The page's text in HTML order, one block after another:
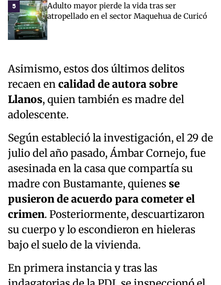
5
Adulto mayor pierde la vida tras ser
atropellado en el sector Maquehua de Curicó
Asimismo, estos dos últimos delitos
recaen encalidad de autora sobre
Llanos, quien también es madre del
adolescente.
Según estableció la investigación, el 29 de
julio del año pasado, Ámbar Cornejo, fue
asesinada en la casa que compartía su
madre con Bustamante, quienes se
pusieron de acuerdo para cometer el
crimen. Posteriormente, descuartizaron
su cuerpo y lo escondieron en hieleras
bajo el suelo de la vivienda.
En primera instancia y tras las